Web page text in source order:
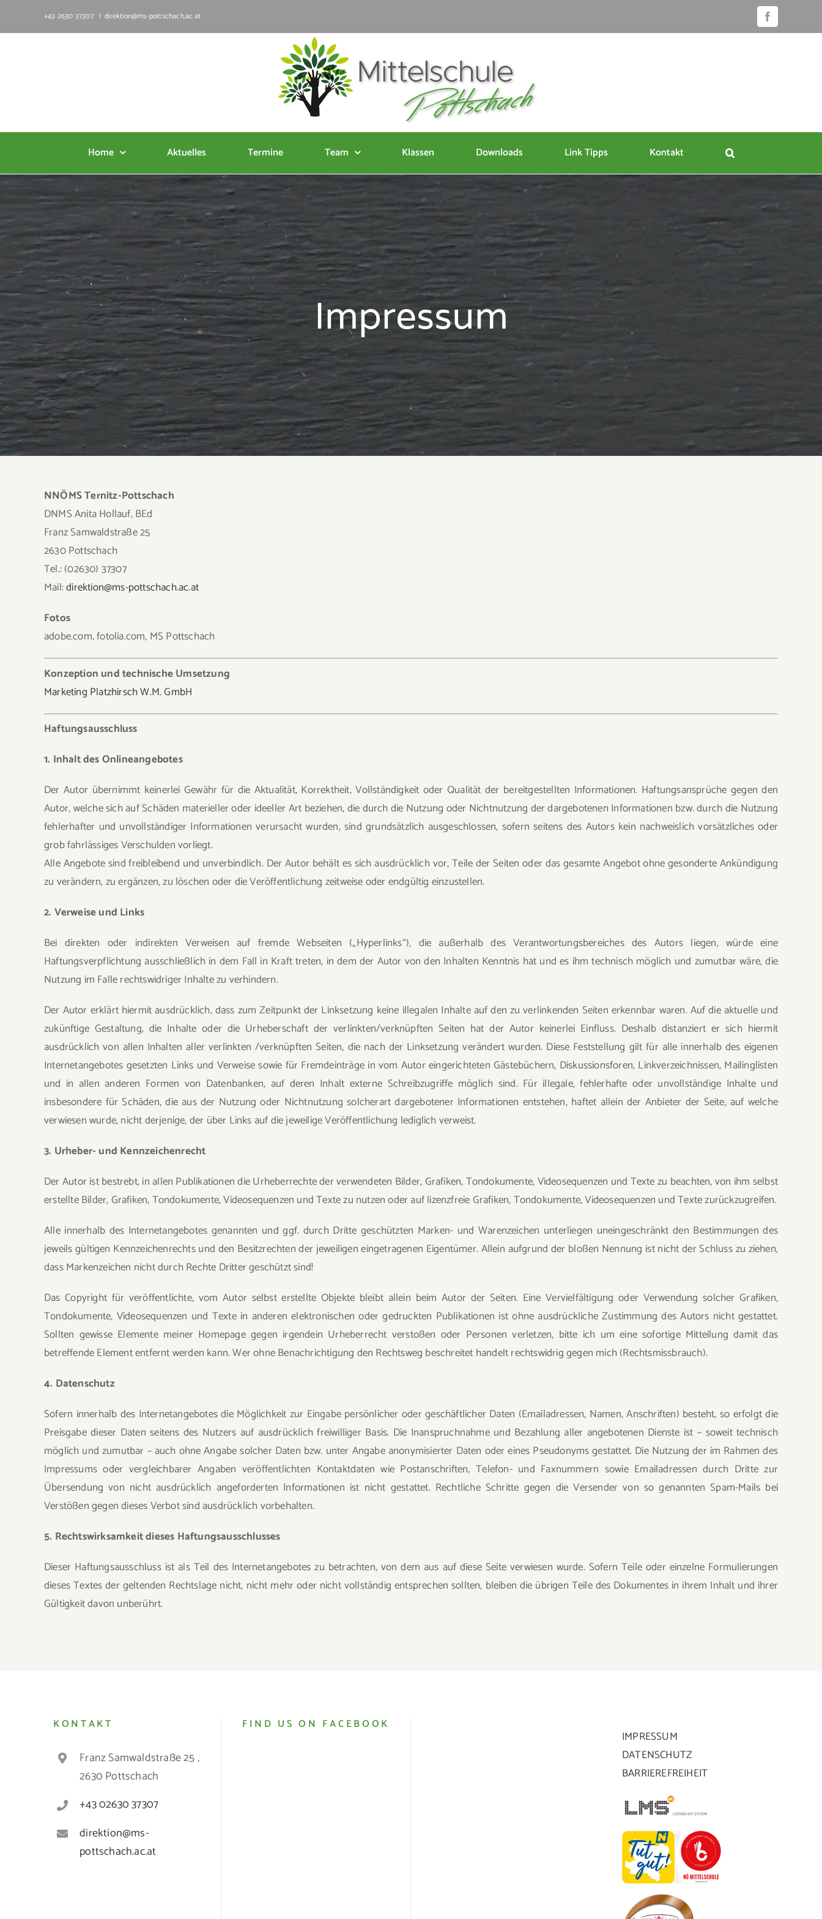
+43 2630 37307 | direktion@ms-pottschach.ac.at Facebook
Home Aktuelles Termine Team Klassen Downloads Link Tipps Kontakt
Impressum
NNÖMS Ternitz-Pottschach
DNMS Anita Hollauf, BEd
Franz Samwaldstraße 25
2630 Pottschach
Tel.: (02630) 37307
Mail:direktion@ms-pottschach.ac.at
Fotos
adobe.com, fotolia.com, MS Pottschach
Konzeption und technische Umsetzung
Marketing Platzhirsch W.M. GmbH
Haftungsausschluss
1. Inhalt des Onlineangebotes
Der Autor übernimmt keinerlei Gewähr für die Aktualität, Korrektheit, Vollständigkeit oder Qualität der bereitgestellten Informationen. Haftungsansprüche gegen den
Autor, welche sich auf Schäden materieller oder ideeller Art beziehen, die durch die Nutzung oder Nichtnutzung der dargebotenen Informationen bzw. durch die Nutzung
fehlerhafter und unvollständiger Informationen verursacht wurden, sind grundsätzlich ausgeschlossen, sofern seitens des Autors kein nachweislich vorsätzliches oder
grob fahrlässiges Verschulden vorliegt.
Alle Angebote sind freibleibend und unverbindlich. Der Autor behält es sich ausdrücklich vor, Teile der Seiten oder das gesamte Angebot ohne gesonderte Ankündigung
zu verändern, zu ergänzen, zu löschen oder die Veröffentlichung zeitweise oder endgültig einzustellen.
2. Verweise und Links
Bei direkten oder indirekten Verweisen auf fremde Webseiten („Hyperlinks“), die außerhalb des Verantwortungsbereiches des Autors liegen, würde eine
Haftungsverpflichtung ausschließlich in dem Fall in Kraft treten, in dem der Autor von den Inhalten Kenntnis hat und es ihm technisch möglich und zumutbar wäre, die
Nutzung im Falle rechtswidriger Inhalte zu verhindern.
Der Autor erklärt hiermit ausdrücklich, dass zum Zeitpunkt der Linksetzung keine illegalen Inhalte auf den zu verlinkenden Seiten erkennbar waren. Auf die aktuelle und
zukünftige Gestaltung, die Inhalte oder die Urheberschaft der verlinkten/verknüpften Seiten hat der Autor keinerlei Einfluss. Deshalb distanziert er sich hiermit
ausdrücklich von allen Inhalten aller verlinkten /verknüpften Seiten, die nach der Linksetzung verändert wurden. Diese Feststellung gilt für alle innerhalb des eigenen
Internetangebotes gesetzten Links und Verweise sowie für Fremdeinträge in vom Autor eingerichteten Gästebüchern, Diskussionsforen, Linkverzeichnissen, Mailinglisten
und in allen anderen Formen von Datenbanken, auf deren Inhalt externe Schreibzugriffe möglich sind. Für illegale, fehlerhafte oder unvollständige Inhalte und
insbesondere für Schäden, die aus der Nutzung oder Nichtnutzung solcherart dargebotener Informationen entstehen, haftet allein der Anbieter der Seite, auf welche
verwiesen wurde, nicht derjenige, der über Links auf die jeweilige Veröffentlichung lediglich verweist.
3. Urheber- und Kennzeichenrecht
Der Autor ist bestrebt, in allen Publikationen die Urheberrechte der verwendeten Bilder, Grafiken, Tondokumente, Videosequenzen und Texte zu beachten, von ihm selbst
erstellte Bilder, Grafiken, Tondokumente, Videosequenzen und Texte zu nutzen oder auf lizenzfreie Grafiken, Tondokumente, Videosequenzen und Texte zurückzugreifen.
Alle innerhalb des Internetangebotes genannten und ggf. durch Dritte geschützten Marken- und Warenzeichen unterliegen uneingeschränkt den Bestimmungen des
jeweils gültigen Kennzeichenrechts und den Besitzrechten der jeweiligen eingetragenen Eigentümer. Allein aufgrund der bloßen Nennung ist nicht der Schluss zu ziehen,
dass Markenzeichen nicht durch Rechte Dritter geschützt sind!
Das Copyright für veröffentlichte, vom Autor selbst erstellte Objekte bleibt allein beim Autor der Seiten. Eine Vervielfältigung oder Verwendung solcher Grafiken,
Tondokumente, Videosequenzen und Texte in anderen elektronischen oder gedruckten Publikationen ist ohne ausdrückliche Zustimmung des Autors nicht gestattet.
Sollten gewisse Elemente meiner Homepage gegen irgendein Urheberrecht verstoßen oder Personen verletzen, bitte ich um eine sofortige Mitteilung damit das
betreffende Element entfernt werden kann. Wer ohne Benachrichtigung den Rechtsweg beschreitet handelt rechtswidrig gegen mich (Rechtsmissbrauch).
4. Datenschutz
Sofern innerhalb des Internetangebotes die Möglichkeit zur Eingabe persönlicher oder geschäftlicher Daten (Emailadressen, Namen, Anschriften) besteht, so erfolgt die
Preisgabe dieser Daten seitens des Nutzers auf ausdrücklich freiwilliger Basis. Die Inanspruchnahme und Bezahlung aller angebotenen Dienste ist – soweit technisch
möglich und zumutbar – auch ohne Angabe solcher Daten bzw. unter Angabe anonymisierter Daten oder eines Pseudonyms gestattet. Die Nutzung der im Rahmen des
Impressums oder vergleichbarer Angaben veröffentlichten Kontaktdaten wie Postanschriften, Telefon- und Faxnummern sowie Emailadressen durch Dritte zur
Übersendung von nicht ausdrücklich angeforderten Informationen ist nicht gestattet. Rechtliche Schritte gegen die Versender von so genannten Spam-Mails bei
Verstößen gegen dieses Verbot sind ausdrücklich vorbehalten.
5. Rechtswirksamkeit dieses Haftungsausschlusses
Dieser Haftungsausschluss ist als Teil des Internetangebotes zu betrachten, von dem aus auf diese Seite verwiesen wurde. Sofern Teile oder einzelne Formulierungen
dieses Textes der geltenden Rechtslage nicht, nicht mehr oder nicht vollständig entsprechen sollten, bleiben die übrigen Teile des Dokumentes in ihrem Inhalt und ihrer
Gültigkeit davon unberührt.
KONTAKT
Franz Samwaldstraße 25 ,
2630 Pottschach
+43 02630 37307
direktion@ms-
pottschach.ac.at
FIND US ON FACEBOOK
IMPRESSUM
DATENSCHUTZ
BARRIEREFREIHEIT